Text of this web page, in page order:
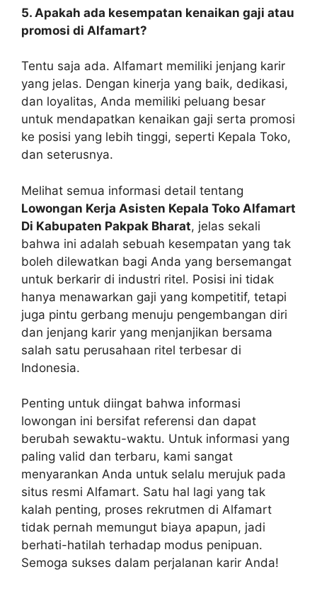
5. Apakah ada kesempatan kenaikan gaji atau
promosi di Alfamart?
Tentu saja ada. Alfamart memiliki jenjang karir
yang jelas. Dengan kinerja yang baik, dedikasi,
dan loyalitas, Anda memiliki peluang besar
untuk mendapatkan kenaikan gaji serta promosi
ke posisi yang lebih tinggi, seperti Kepala Toko,
dan seterusnya.
Melihat semua informasi detail tentang
Lowongan Kerja Asisten Kepala Toko Alfamart
Di Kabupaten Pakpak Bharat, jelas sekali
bahwa ini adalah sebuah kesempatan yang tak
boleh dilewatkan bagi Anda yang bersemangat
untuk berkarir di industri ritel. Posisi ini tidak
hanya menawarkan gaji yang kompetitif, tetapi
juga pintu gerbang menuju pengembangan diri
dan jenjang karir yang menjanjikan bersama
salah satu perusahaan ritel terbesar di
Indonesia.
Penting untuk diingat bahwa informasi
lowongan ini bersifat referensi dan dapat
berubah sewaktu-waktu. Untuk informasi yang
paling valid dan terbaru, kami sangat
menyarankan Anda untuk selalu merujuk pada
situs resmi Alfamart. Satu hal lagi yang tak
kalah penting, proses rekrutmen di Alfamart
tidak pernah memungut biaya apapun, jadi
berhati-hatilah terhadap modus penipuan.
Semoga sukses dalam perjalanan karir Anda!